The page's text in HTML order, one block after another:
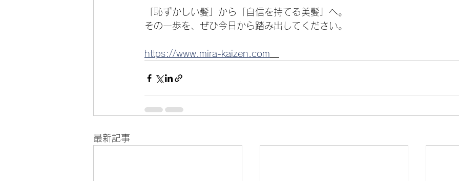
「恥ずかしい髪」から「自信を持てる美髪」へ。
その一歩を、ぜひ今日から踏み出してください。
https://www.mira-kaizen.com
最新記事